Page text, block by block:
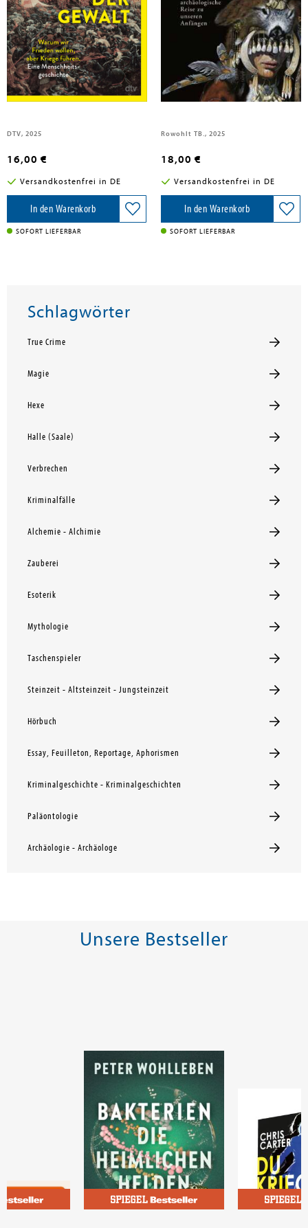
Meller, Harald; Michel, Kai; van Schaik, Carel
Die Evolution der Gewalt
DTV, 2025
16,00 €
Versandkostenfrei in DE
In den Warenkorb
SOFORT LIEFERBAR
Meller, Harald; Michel, Kai
Das Rätsel der Schamanin
Rowohlt TB., 2025
18,00 €
Versandkostenfrei in DE
In den Warenkorb
SOFORT LIEFERBAR
Schlagwörter
True Crime
Magie
Hexe
Halle (Saale)
Verbrechen
Kriminalfälle
Alchemie - Alchimie
Zauberei
Esoterik
Mythologie
Taschenspieler
Steinzeit - Altsteinzeit - Jungsteinzeit
Hörbuch
Essay, Feuilleton, Reportage, Aphorismen
Kriminalgeschichte - Kriminalgeschichten
Paläontologie
Archäologie - Archäologe
Unsere Bestseller